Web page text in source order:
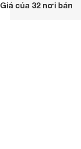
Giá của 32 nơi bán